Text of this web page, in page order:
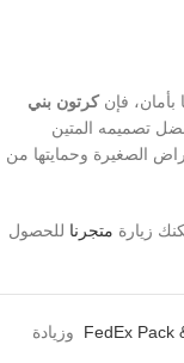
بأمان، فإنكرتون بني
تصميمه المتين
الصغيرة وحمايتها من
زيارة متجرنا للحصول
FedEx Pack وزيادة